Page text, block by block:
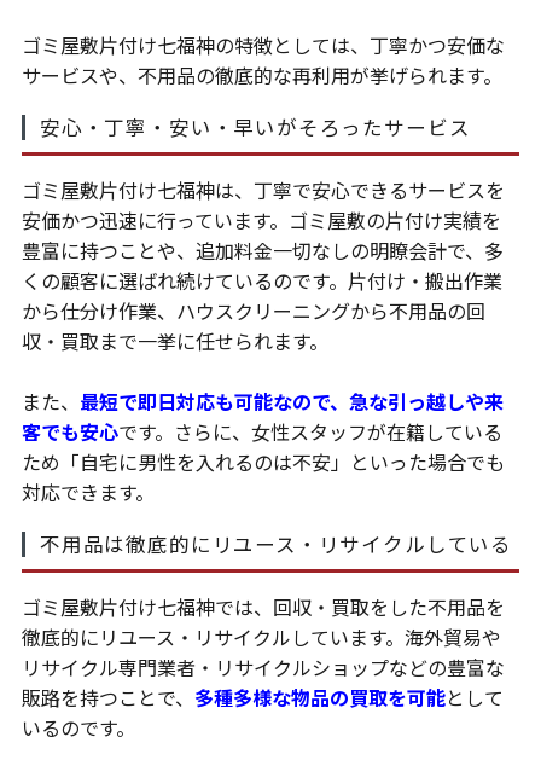
ゴミ屋敷片付け七福神の特徴としては、丁寧かつ安価な
サービスや、不用品の徹底的な再利用が挙げられます。
安心・丁寧・安い・早いがそろったサービス
ゴミ屋敷片付け七福神は、丁寧で安心できるサービスを
安価かつ迅速に行っています。ゴミ屋敷の片付け実績を
豊富に持つことや、追加料金一切なしの明瞭会計で、多
くの顧客に選ばれ続けているのです。片付け・搬出作業
から仕分け作業、ハウスクリーニングから不用品の回
収・買取まで一挙に任せられます。
また、 最短で即日対応も可能なので、急な引っ越しや来
客でも安心です。さらに、女性スタッフが在籍している
ため「自宅に男性を入れるのは不安」といった場合でも
対応できます。
不用品は徹底的にリユース・リサイクルしている
ゴミ屋敷片付け七福神では、回収・買取をした不用品を
徹底的にリユース・リサイクルしています。海外貿易や
リサイクル専門業者・リサイクルショップなどの豊富な
販路を持つことで、 多種多様な物品の買取を可能として
いるのです。